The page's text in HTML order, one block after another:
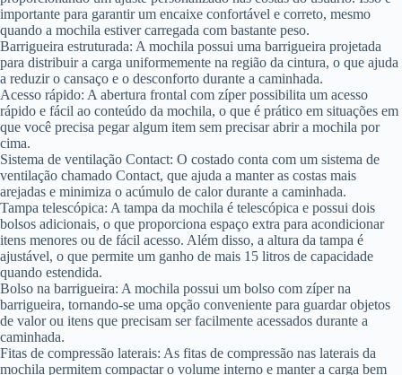
importante para garantir um encaixe confortável e correto, mesmo
quando a mochila estiver carregada com bastante peso.
Barrigueira estruturada: A mochila possui uma barrigueira projetada
para distribuir a carga uniformemente na região da cintura, o que ajuda
a reduzir o cansaço e o desconforto durante a caminhada.
Acesso rápido: A abertura frontal com zíper possibilita um acesso
rápido e fácil ao conteúdo da mochila, o que é prático em situações em
que você precisa pegar algum item sem precisar abrir a mochila por
cima.
Sistema de ventilação Contact: O costado conta com um sistema de
ventilação chamado Contact, que ajuda a manter as costas mais
arejadas e minimiza o acúmulo de calor durante a caminhada.
Tampa telescópica: A tampa da mochila é telescópica e possui dois
bolsos adicionais, o que proporciona espaço extra para acondicionar
itens menores ou de fácil acesso. Além disso, a altura da tampa é
ajustável, o que permite um ganho de mais 15 litros de capacidade
quando estendida.
Bolso na barrigueira: A mochila possui um bolso com zíper na
barrigueira, tornando-se uma opção conveniente para guardar objetos
de valor ou itens que precisam ser facilmente acessados durante a
caminhada.
Fitas de compressão laterais: As fitas de compressão nas laterais da
mochila permitem compactar o volume interno e manter a carga bem